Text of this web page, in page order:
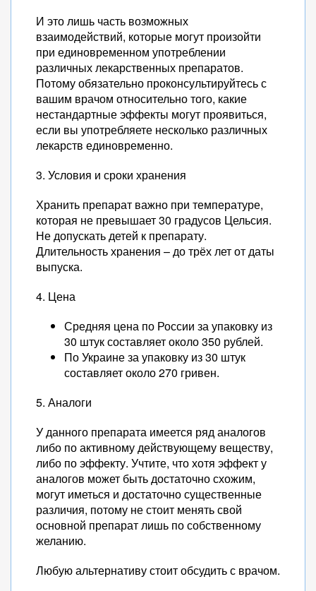
И это лишь часть возможных
взаимодействий, которые могут произойти
при единовременном употреблении
различных лекарственных препаратов.
Потому обязательно проконсультируйтесь с
вашим врачом относительно того, какие
нестандартные эффекты могут проявиться,
если вы употребляете несколько различных
лекарств единовременно.
3. Условия и сроки хранения
Хранить препарат важно при температуре,
которая не превышает 30 градусов Цельсия.
Не допускать детей к препарату.
Длительность хранения – до трёх лет от даты
выпуска.
4. Цена
Средняя цена по России за упаковку из
30 штук составляет около 350 рублей.
По Украине за упаковку из 30 штук
составляет около 270 гривен.
5. Аналоги
У данного препарата имеется ряд аналогов
либо по активному действующему веществу,
либо по эффекту. Учтите, что хотя эффект у
аналогов может быть достаточно схожим,
могут иметься и достаточно существенные
различия, потому не стоит менять свой
основной препарат лишь по собственному
желанию.
Любую альтернативу стоит обсудить с врачом.